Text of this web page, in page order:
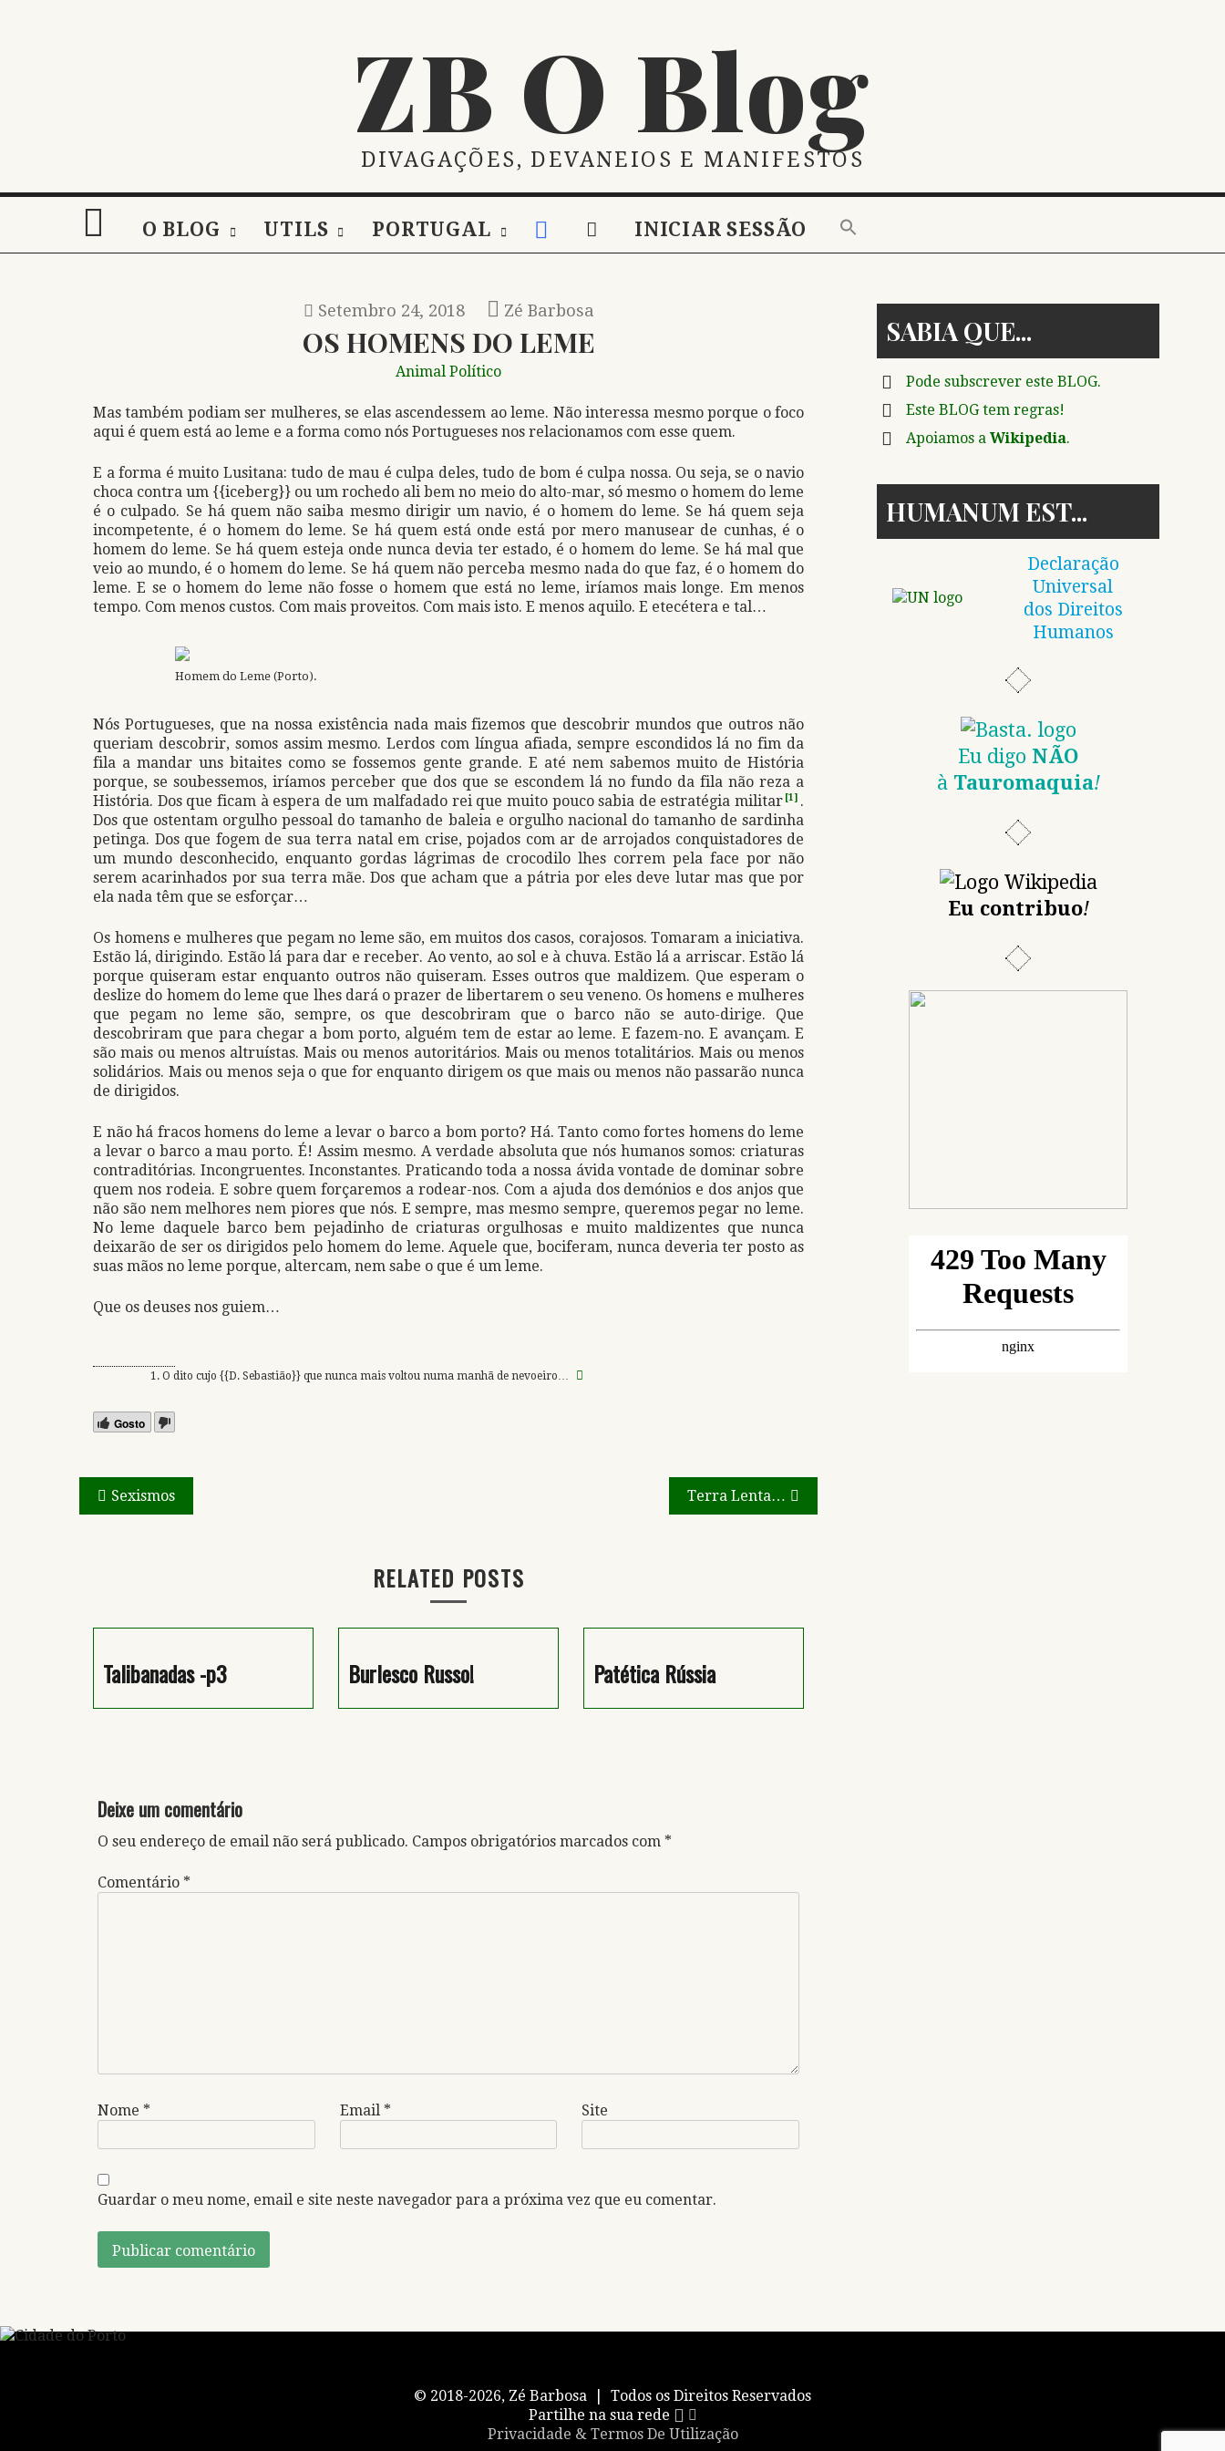
ZB O Blog
DIVAGAÇÕES, DEVANEIOS E MANIFESTOS
O BLOG UTILS PORTUGAL INICIAR SESSÃO
Setembro 24, 2018 Zé Barbosa
OS HOMENS DO LEME
Animal Político
Mas também podiam ser mulheres, se elas ascendessem ao leme. Não interessa mesmo porque o foco
aqui é quem está ao leme e a forma como nós Portugueses nos relacionamos com esse quem.
E a forma é muito Lusitana: tudo de mau é culpa deles, tudo de bom é culpa nossa. Ou seja, se o navio
choca contra um {{iceberg}} ou um rochedo ali bem no meio do alto-mar, só mesmo o homem do leme
é o culpado. Se há quem não saiba mesmo dirigir um navio, é o homem do leme. Se há quem seja
incompetente, é o homem do leme. Se há quem está onde está por mero manusear de cunhas, é o
homem do leme. Se há quem esteja onde nunca devia ter estado, é o homem do leme. Se há mal que
veio ao mundo, é o homem do leme. Se há quem não perceba mesmo nada do que faz, é o homem do
leme. E se o homem do leme não fosse o homem que está no leme, iríamos mais longe. Em menos
tempo. Com menos custos. Com mais proveitos. Com mais isto. E menos aquilo. E etecétera e tal…
Homem do Leme (Porto).
Nós Portugueses, que na nossa existência nada mais fizemos que descobrir mundos que outros não
queriam descobrir, somos assim mesmo. Lerdos com língua afiada, sempre escondidos lá no fim da
fila a mandar uns bitaites como se fossemos gente grande. E até nem sabemos muito de História
porque, se soubessemos, iríamos perceber que dos que se escondem lá no fundo da fila não reza a
História. Dos que ficam à espera de um malfadado rei que muito pouco sabia de estratégia militar [1] .
Dos que ostentam orgulho pessoal do tamanho de baleia e orgulho nacional do tamanho de sardinha
petinga. Dos que fogem de sua terra natal em crise, pojados com ar de arrojados conquistadores de
um mundo desconhecido, enquanto gordas lágrimas de crocodilo lhes correm pela face por não
serem acarinhados por sua terra mãe. Dos que acham que a pátria por eles deve lutar mas que por
ela nada têm que se esforçar…
Os homens e mulheres que pegam no leme são, em muitos dos casos, corajosos. Tomaram a iniciativa.
Estão lá, dirigindo. Estão lá para dar e receber. Ao vento, ao sol e à chuva. Estão lá a arriscar. Estão lá
porque quiseram estar enquanto outros não quiseram. Esses outros que maldizem. Que esperam o
deslize do homem do leme que lhes dará o prazer de libertarem o seu veneno. Os homens e mulheres
que pegam no leme são, sempre, os que descobriram que o barco não se auto-dirige. Que
descobriram que para chegar a bom porto, alguém tem de estar ao leme. E fazem-no. E avançam. E
são mais ou menos altruístas. Mais ou menos autoritários. Mais ou menos totalitários. Mais ou menos
solidários. Mais ou menos seja o que for enquanto dirigem os que mais ou menos não passarão nunca
de dirigidos.
E não há fracos homens do leme a levar o barco a bom porto? Há. Tanto como fortes homens do leme
a levar o barco a mau porto. É! Assim mesmo. A verdade absoluta que nós humanos somos: criaturas
contraditórias. Incongruentes. Inconstantes. Praticando toda a nossa ávida vontade de dominar sobre
quem nos rodeia. E sobre quem forçaremos a rodear-nos. Com a ajuda dos demónios e dos anjos que
não são nem melhores nem piores que nós. E sempre, mas mesmo sempre, queremos pegar no leme.
No leme daquele barco bem pejadinho de criaturas orgulhosas e muito maldizentes que nunca
deixarão de ser os dirigidos pelo homem do leme. Aquele que, bociferam, nunca deveria ter posto as
suas mãos no leme porque, altercam, nem sabe o que é um leme.
Que os deuses nos guiem…
O dito cujo {{D. Sebastião}} que nunca mais voltou numa manhã de nevoeiro…
Gosto
Navegação
de
Sexismos Terra Lenta…
RELATED POSTS
Talibanadas -p3 Burlesco Russo! Patética Rússia
Deixe um comentário
O seu endereço de email não será publicado. Campos obrigatórios marcados com *
Comentário *
Nome * Email * Site
Guardar o meu nome, email e site neste navegador para a próxima vez que eu comentar.
SABIA QUE
Pode subscrever este BLOG.
Este BLOG tem regras!
Apoiamos a Wikipedia.
HUMANUM EST
Declaração
Universal
dos Direitos
Humanos
Eu digo NÃO
à Tauromaquia!
Eu contribuo!
© 2018-2026, Zé Barbosa | Todos os Direitos Reservados
Partilhe na sua rede
Privacidade & Termos De Utilização